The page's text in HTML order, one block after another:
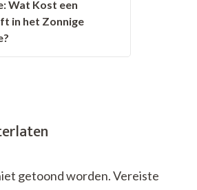
Wat Kost een
in het Zonnige
getoond worden.Vereiste